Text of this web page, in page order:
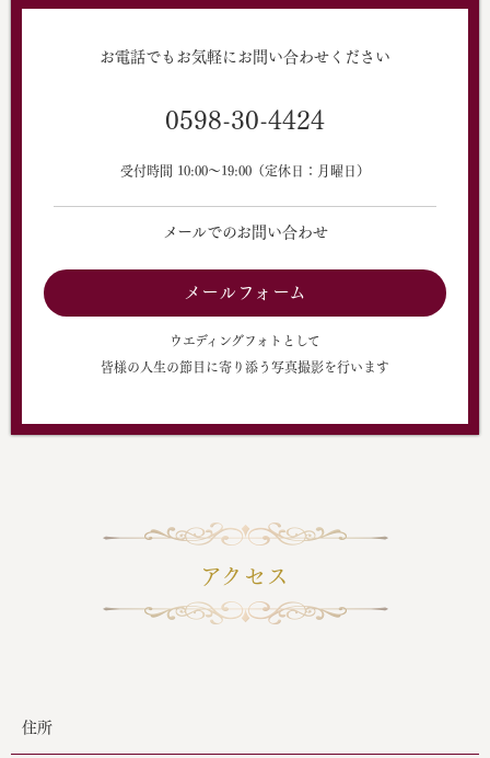
お電話でもお気軽にお問い合わせください
0598-30-4424
受付時間 10:00〜19:00（定休日：月曜日）
メールでのお問い合わせ
メールフォーム
ウエディングフォトとして
皆様の人生の節目に寄り添う写真撮影を行います
アクセス
住所